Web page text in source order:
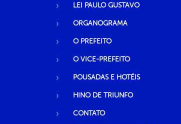
LEI PAULO GUSTAVO
ORGANOGRAMA
O PREFEITO
O VICE-PREFEITO
POUSADAS E HOTÉIS
HINO DE TRIUNFO
CONTATO